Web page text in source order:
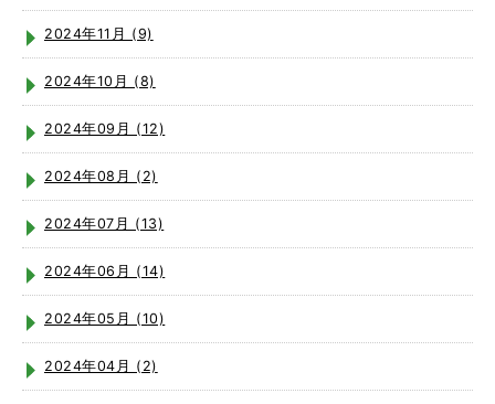
2024年11月 (9)
2024年10月 (8)
2024年09月 (12)
2024年08月 (2)
2024年07月 (13)
2024年06月 (14)
2024年05月 (10)
2024年04月 (2)